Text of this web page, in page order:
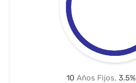
10 Años Fijos, 3.5%